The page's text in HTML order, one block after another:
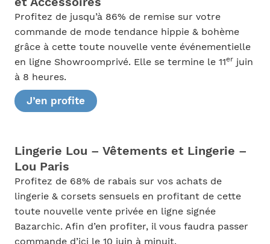
Profitez de jusqu’à 86% de remise sur votre
commande de mode tendance hippie & bohème
grâce à cette toute nouvelle vente événementielle
en ligne Showroomprivé. Elle se termine le 11erjuin
à 8 heures.
J’en profite
Lingerie Lou – Vêtements et Lingerie –
Lou Paris
Profitez de 68% de rabais sur vos achats de
lingerie & corsets sensuels en profitant de cette
toute nouvelle vente privée en ligne signée
Bazarchic. Afin d’en profiter, il vous faudra passer
commande d’ici le 10 juin à minuit.